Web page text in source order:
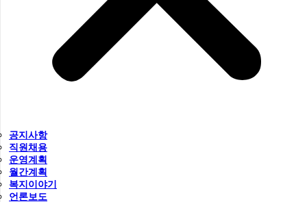
공지사항
직원채용
운영계획
월간계획
복지이야기
언론보도